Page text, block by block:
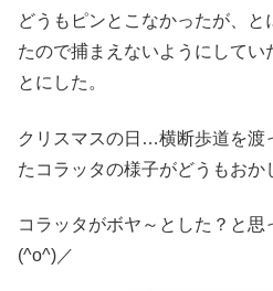
どうもピンとこなかったが、と
たので捕まえないようにしてい
とにした。
クリスマスの日…横断歩道を渡
たコラッタの様子がどうもおか
コラッタがボヤ～とした？と
(^o^)／